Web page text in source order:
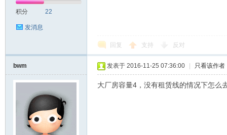
积分 22
发消息
回复 支持 反对
bwm 发表于 2016-11-25 07:36:00 只看该作者
大厂房容量4，没有租赁线的情况下怎么